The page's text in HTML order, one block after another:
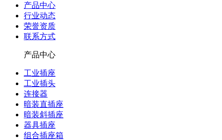
产品中心
行业动态
荣誉资质
联系方式
产品中心
工业插座
工业插头
连接器
暗装直插座
暗装斜插座
器具插座
组合插座箱